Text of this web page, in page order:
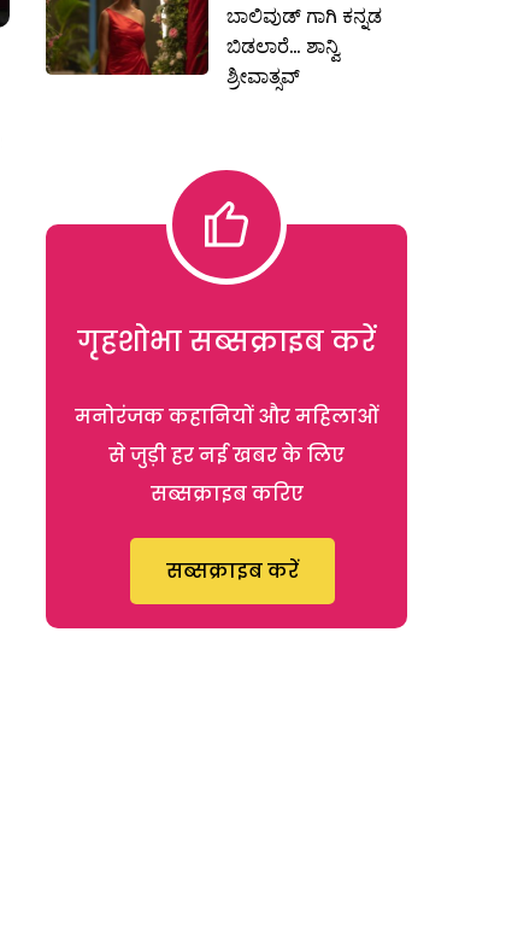
ಬಾಲಿವುಡ್ ಗಾಗಿ ಕನ್ನಡ
ಬಿಡಲಾರೆ… ಶಾನ್ವಿ
ಶ್ರೀವಾತ್ಸವ್
गृहशोभा सब्सक्राइब करें
मनोरंजक कहानियों और महिलाओं
से जुड़ी हर नई खबर के लिए
सब्सक्राइब करिए
सब्सक्राइब करें